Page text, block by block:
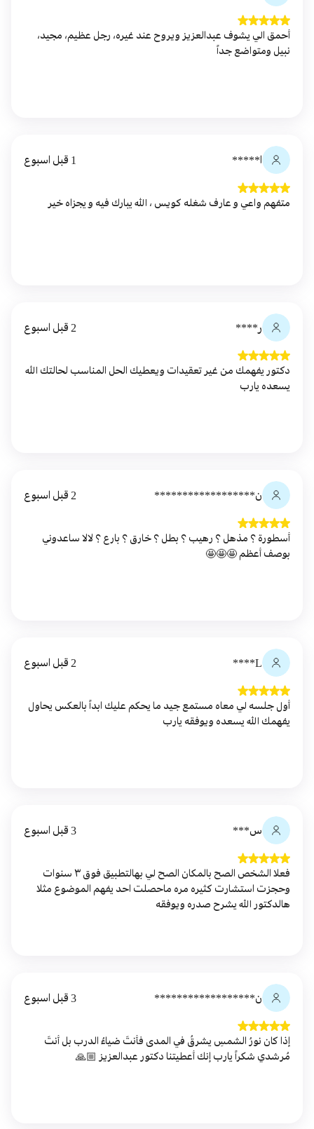
أحمق الي يشوف عبدالعزيز ويروح عند غيره، رجل عظيم، مجيد،
نبيل ومتواضع جداً
ا***** 1 قبل اسبوع
متفهم واعي و عارف شغله كويس ، الله يبارك فيه و يجزاه خير
ر**** 2 قبل اسبوع
دكتور يفهمك من غير تعقيدات ويعطيك الحل المناسب لحالتك الله
يسعده يارب
ن****************** 2 قبل اسبوع
أسطورة ؟ مذهل ؟ رهيب ؟ بطل ؟ خارق ؟ بارع ؟ لالا ساعدوني
بوصف أعظم 🤩🤩🤩
L**** 2 قبل اسبوع
أول جلسه لي معاه مستمع جيد ما يحكم عليك ابداً بالعكس يحاول
يفهمك الله يسعده ويوفقه يارب
س*** 3 قبل اسبوع
فعلا الشخص الصح بالمكان الصح لي بهالتطبيق فوق ٣ سنوات
وحجزت استشارت كثيره مره ماحصلت احد يفهم الموضوع مثلا
هالدكتور الله يشرح صدره ويوفقه
ن****************** 3 قبل اسبوع
إذا كان نورُ الشمسِ يشرقُ في المدى فأنتَ ضياءُ الدرب بل أنتَ
مُرشدي شكراً يارب إنك أعطيتنا دكتور عبدالعزيز 🙏🏼